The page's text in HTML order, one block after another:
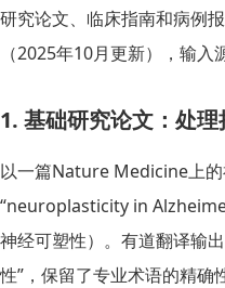
研究论文、临床指南和病例
（2025年10月更新），输入
1. 基础研究论文：处
以一篇Nature Medicine上
“neuroplasticity in
神经可塑性）。有道翻译输
性”，保留了专业术语的精